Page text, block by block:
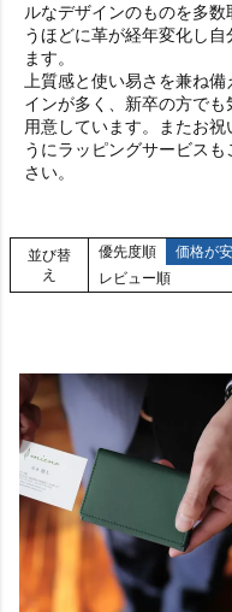
ルなデザインのものを多
うほどに革が経年変化し
ます。
上質感と使い易さを兼ね
インが多く、新卒の方で
用意しています。またお
うにラッピングサービス
さい。
並び替
え
優先度順 価格が
レビュー順